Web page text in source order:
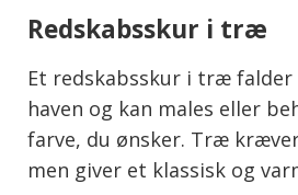
Redskabsskur i træ
Et redskabsskur i træ
haven og kan males eller
farve, du ønsker. Træ
men giver et klassisk og